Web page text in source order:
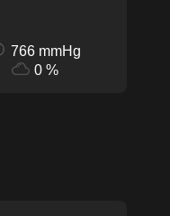
766 mmHg
0 %